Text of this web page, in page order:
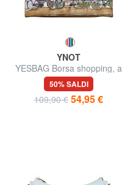
YNOT
YESBAG Borsa shopping, a
spalla
50% SALDI
109,90 € 54,95 €